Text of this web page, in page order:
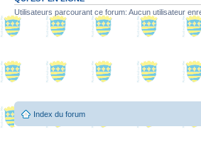
Utilisateurs parcourant ce forum: Aucun utilisateur
Index du forum